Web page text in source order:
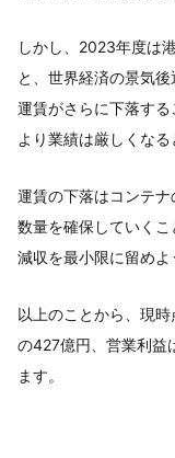
しかし、2023年度は
と、世界経済の景気
運賃がさらに下落す
より業績は厳しくなる
運賃の下落はコンテナ
数量を確保していくこ
減収を最小限に留めよ
以上のことから、現
の427億円、営業利益
ます。